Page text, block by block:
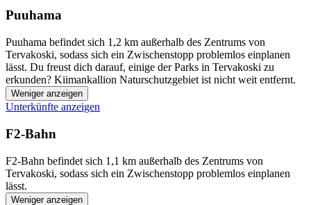
Puuhama
Puuhama befindet sich 1,2 km außerhalb des Zentrums von
Tervakoski, sodass sich ein Zwischenstopp problemlos einplanen
lässt. Du freust dich darauf, einige der Parks in Tervakoski zu
erkunden? Kiimankallion Naturschutzgebiet ist nicht weit entfernt.
Weniger anzeigen
Unterkünfte anzeigen
F2-Bahn
F2-Bahn befindet sich 1,1 km außerhalb des Zentrums von
Tervakoski, sodass sich ein Zwischenstopp problemlos einplanen
lässt.
Weniger anzeigen